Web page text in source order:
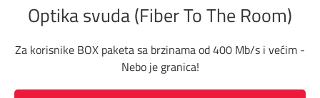
Optika svuda (Fiber To The Room)
Za korisnike BOX paketa sa brzinama od 400 Mb/s i većim -
Nebo je granica!